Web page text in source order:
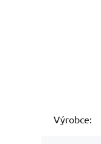
Výrobce: